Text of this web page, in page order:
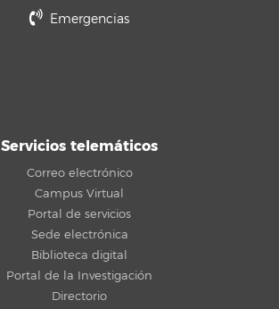
Emergencias
Servicios telemáticos
Correo electrónico
Campus Virtual
Portal de servicios
Sede electrónica
Biblioteca digital
Portal de la Investigación
Directorio